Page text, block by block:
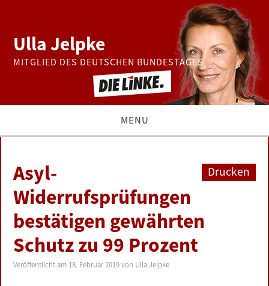
Ulla Jelpke
MITGLIED DES DEUTSCHEN BUNDESTAGES
MENU
BUNDESTAG
PRESSE
ZUR PERSON
Drucken
Asyl-
Widerrufsprüfungen
bestätigen gewährten
Schutz zu 99 Prozent
Veröffentlicht am 18. Februar 2019 von Ulla Jelpke